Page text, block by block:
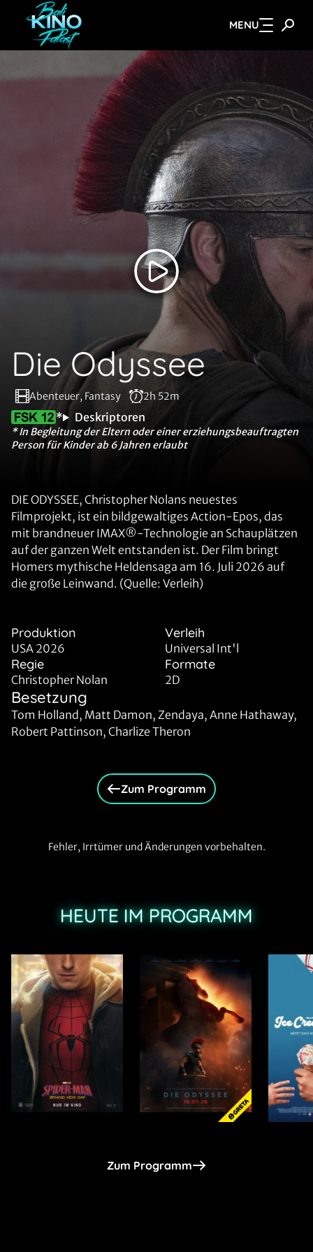
Zum Hauptinhalt springen MENU
Die Odyssee
Abenteuer, Fantasy 2h 52m
* Deskriptoren
* In Begleitung der Eltern oder einer erziehungsbeauftragten
Person für Kinder ab 6 Jahren erlaubt
DIE ODYSSEE, Christopher Nolans neuestes
Filmprojekt, ist ein bildgewaltiges Action-Epos, das
mit brandneuer IMAX®-Technologie an Schauplätzen
auf der ganzen Welt entstanden ist. Der Film bringt
Homers mythische Heldensaga am 16. Juli 2026 auf
die große Leinwand. (Quelle: Verleih)
Produktion
USA 2026
Verleih
Universal Int'l
Regie
Christopher Nolan
Formate
2D
Besetzung
Tom Holland, Matt Damon, Zendaya, Anne Hathaway,
Robert Pattinson, Charlize Theron
Zum Programm
Fehler, Irrtümer und Änderungen vorbehalten.
HEUTE IM PROGRAMM
Zum Programm